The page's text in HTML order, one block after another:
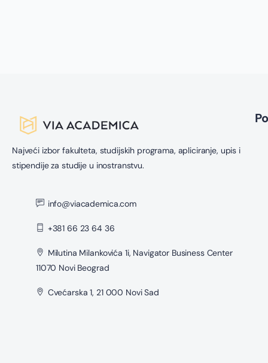
Najveći izbor fakulteta, studijskih programa, apliciranje, upis i
stipendije za studije u inostranstvu.
info@viacademica.com
+381 66 23 64 36
Milutina Milankovića 1i, Navigator Business Center
11070 Novi Beograd
Cvećarska 1, 21 000 Novi Sad